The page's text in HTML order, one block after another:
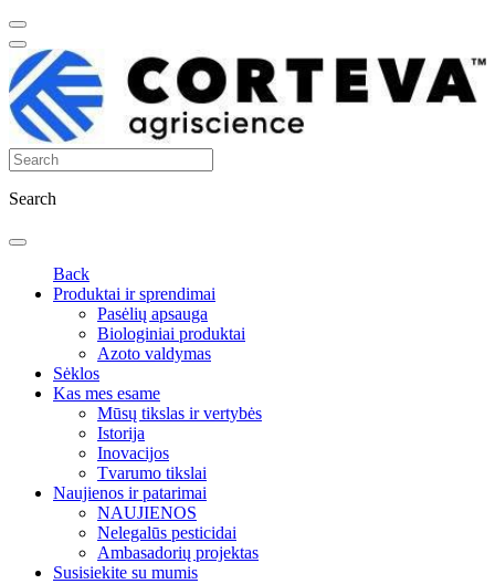
Search
Back
Produktai ir sprendimai
Pasėlių apsauga
Biologiniai produktai
Azoto valdymas
Sėklos
Kas mes esame
Mūsų tikslas ir vertybės
Istorija
Inovacijos
Tvarumo tikslai
Naujienos ir patarimai
NAUJIENOS
Nelegalūs pesticidai
Ambasadorių projektas
Susisiekite su mumis